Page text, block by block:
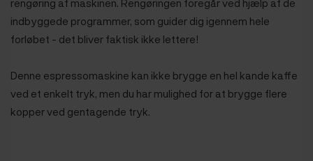
indbyggede programmer, som guider dig igennem hele
forløbet - det bliver faktisk ikke lettere!
Denne espressomaskine kan ikke brygge en hel kande kaffe
ved et enkelt tryk, men du har mulighed for at brygge flere
kopper ved gentagende tryk.